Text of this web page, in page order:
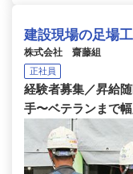
建設現場の足場
株式会社 齋藤組
正社員
経験者募集／昇給
手〜ベテランまで